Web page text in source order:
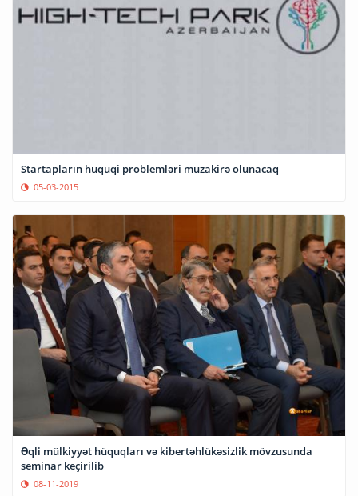
Startapların hüquqi problemləri müzakirə olunacaq
05-03-2015
Əqli mülkiyyət hüquqları və kibertəhlükəsizlik mövzusunda
seminar keçirilib
08-11-2019